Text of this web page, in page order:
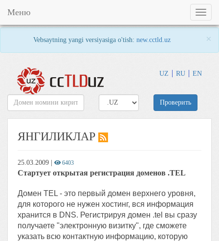
Vebsaytning yangi versiyasiga o'tish: new.cctld.uz ×
UZ RU EN
Toggle
Меню
Проверить
ЯНГИЛИКЛАР
25.03.2009 6403
Стартует открытая регистрация доменов .TEL
Домен TEL - это первый домен верхнего уровня,
для которого не нужен хостинг, вся информация
хранится в DNS. Регистрируя домен .tel вы сразу
получаете "электронную визитку", где сможете
указать всю контактную информацию, которую